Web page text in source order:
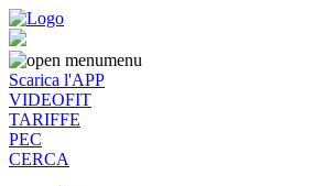
menu
Scarica l'APP
VIDEOFIT
TARIFFE
PEC
CERCA